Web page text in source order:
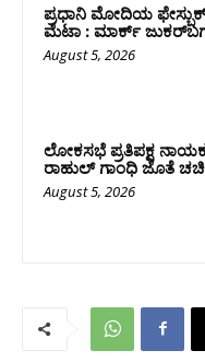
ಪ್ರಧಾನಿ ಮೋದಿಯ
ಮೆಟಾ : ಮಾರ್ಕ್
August 5, 2026
ಲೋಕಸಭೆ ಪ್ರತಿಪಕ್ಷ
ರಾಹುಲ್‌ ಗಾಂಧಿ ಜೊತೆ
August 5, 2026